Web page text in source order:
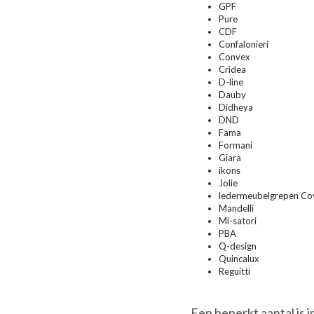
GPF
Pure
CDF
Confalonieri
Convex
Cridea
D-line
Dauby
Didheya
DND
Fama
Formani
Giara
ikons
Jolie
ledermeubelgrepen
Mandelli
Mi-satori
PBA
Q-design
Quincalux
Reguitti